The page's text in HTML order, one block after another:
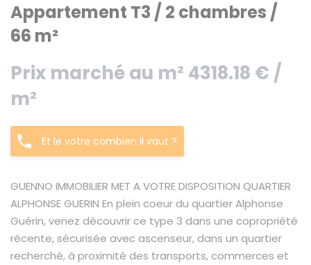
Appartement T3 / 2 chambres /
66 m²
Prix marché au m² 4318.18 € /
m²
Et le votre combien il vaut ?
GUENNO IMMOBILIER MET A VOTRE DISPOSITION QUARTIER
ALPHONSE GUERIN En plein coeur du quartier Alphonse
Guérin, venez découvrir ce type 3 dans une copropriété
récente, sécurisée avec ascenseur, dans un quartier
recherché, à proximité des transports, commerces et